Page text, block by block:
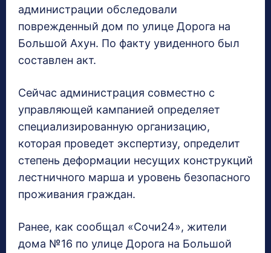
администрации обследовали
поврежденный дом по улице Дорога на
Большой Ахун. По факту увиденного был
составлен акт.
Сейчас администрация совместно с
управляющей кампанией определяет
специализированную организацию,
которая проведет экспертизу, определит
степень деформации несущих конструкций
лестничного марша и уровень безопасного
проживания граждан.
Ранее, как сообщал «Сочи24», жители
дома №16 по улице Дорога на Большой